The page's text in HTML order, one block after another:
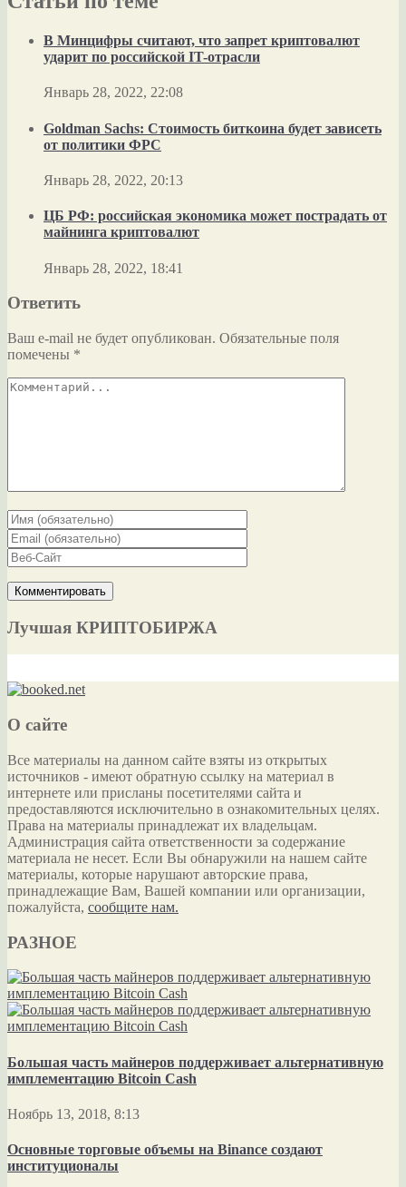
В Минцифры считают, что запрет криптовалют
ударит по российской IT-отрасли
Январь 28, 2022, 22:08
Goldman Sachs: Стоимость биткоина будет зависеть
от политики ФРС
Январь 28, 2022, 20:13
ЦБ РФ: российская экономика может пострадать от
майнинга криптовалют
Январь 28, 2022, 18:41
Ответить
Ваш e-mail не будет опубликован. Обязательные поля
помечены *
Лучшая КРИПТОБИРЖА
О сайте
Все материалы на данном сайте взяты из открытых
источников - имеют обратную ссылку на материал в
интернете или присланы посетителями сайта и
предоставляются исключительно в ознакомительных целях.
Права на материалы принадлежат их владельцам.
Администрация сайта ответственности за содержание
материала не несет. Если Вы обнаружили на нашем сайте
материалы, которые нарушают авторские права,
принадлежащие Вам, Вашей компании или организации,
пожалуйста, сообщите нам.
РАЗНОЕ
Большая часть майнеров поддерживает альтернативную
имплементацию Bitcoin Cash
Ноябрь 13, 2018, 8:13
Основные торговые объемы на Binance создают
институционалы